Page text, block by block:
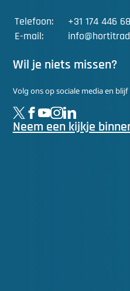
Telefoon:
+31 174 446
E-mail:
Wil je niets missen?
Volg ons op sociale media en
Neem een kijkje